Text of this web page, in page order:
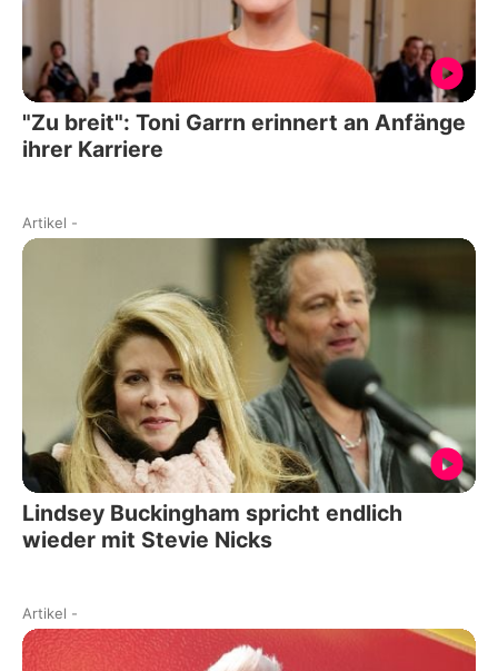
"Zu breit": Toni Garrn erinnert an Anfänge
ihrer Karriere
Artikel -
Lindsey Buckingham spricht endlich
wieder mit Stevie Nicks
Artikel -